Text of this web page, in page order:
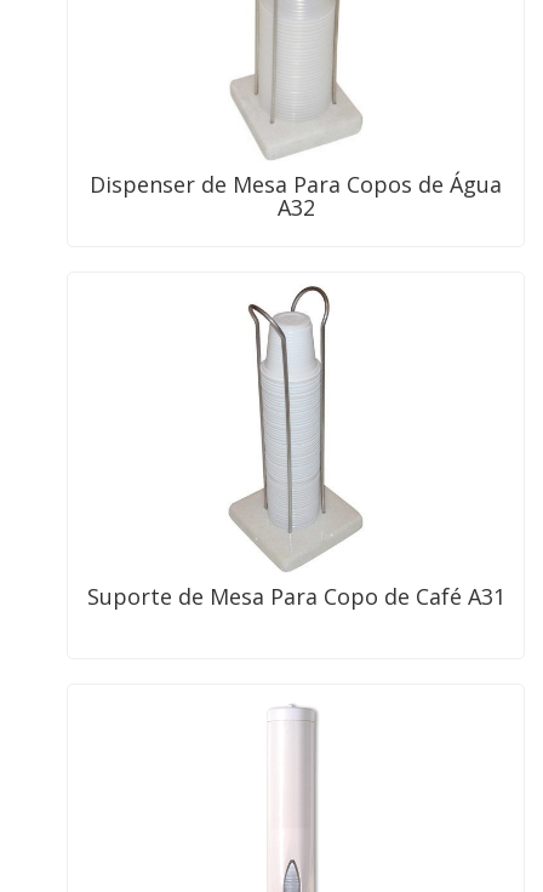
Dispenser de Mesa Para Copos de Água
A32
Suporte de Mesa Para Copo de Café A31